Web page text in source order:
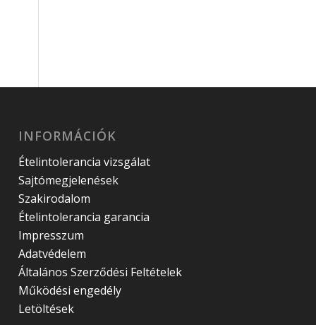
INFORMÁCIÓK
Ételintolerancia vizsgálat
Sajtómegjelenések
Szakirodalom
Ételintolerancia garancia
Impresszum
Adatvédelem
Általános Szerződési Feltételek
Működési engedély
Letöltések